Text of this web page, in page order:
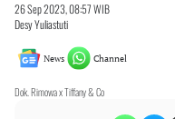
26 Sep 2023, 08:57 WIB
Desy Yuliastuti
News Channel
Dok. Rimowa x Tiffany & Co